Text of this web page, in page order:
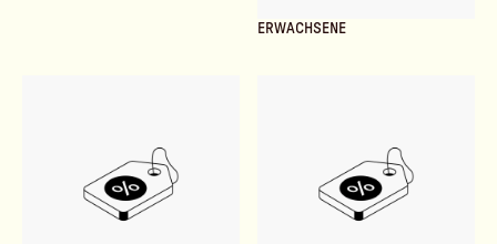
ERWACHSENE